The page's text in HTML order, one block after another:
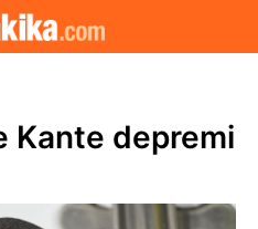
Kante depremi